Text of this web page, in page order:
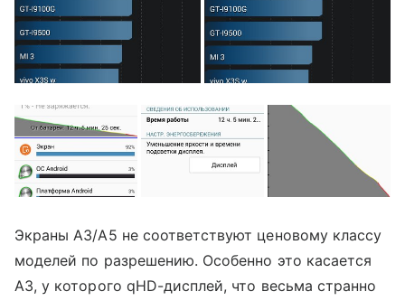
Экраны A3/A5 не соответствуют ценовому классу
моделей по разрешению. Особенно это касается
A3, у которого qHD-дисплей, что весьма странно